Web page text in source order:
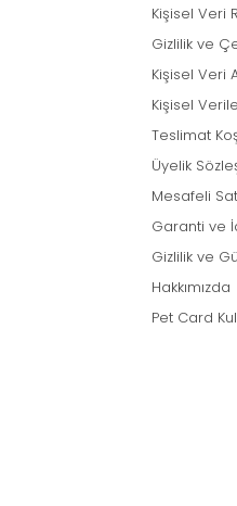
Kişisel Veri
Gizlilik ve
Kişisel Veri
Kişisel
Teslimat
Üyelik
Mesafeli
Garanti ve
Gizlilik ve
Hakkımızda
Pet Card